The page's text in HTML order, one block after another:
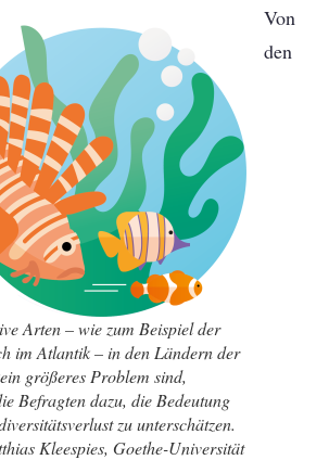
Arten – wie zum Beispiel der
im Atlantik – in den Ländern der
größeres Problem sind,
Befragten dazu, die Bedeutung
zu unterschätzen.
Kleespies, Goethe-Universität
Von
den